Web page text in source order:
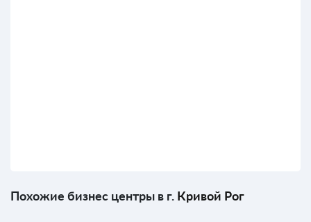
Похожие бизнес центры в г. Кривой Рог